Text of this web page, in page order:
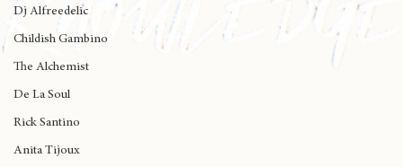
Club Subterráneo
Dj Alfreedelic
Childish Gambino
The Alchemist
De La Soul
Rick Santino